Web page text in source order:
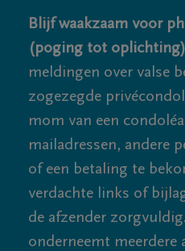
Blijf waakzaam voor
(poging tot
meldingen over valse
zogezegde
mom van een
mailadressen, andere
of een betaling te
verdachte links of
de afzender
onderneemt meerdere